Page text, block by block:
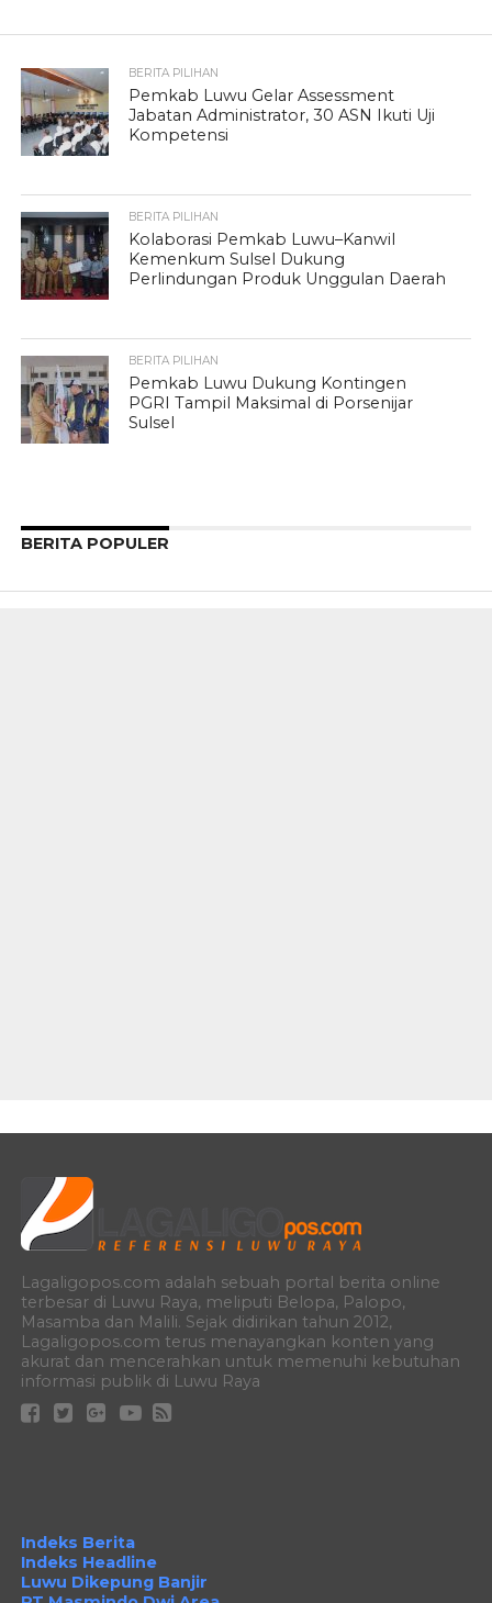
BERITA PILIHAN
Pemkab Luwu Gelar Assessment
Jabatan Administrator, 30 ASN Ikuti Uji
Kompetensi
BERITA PILIHAN
Kolaborasi Pemkab Luwu–Kanwil
Kemenkum Sulsel Dukung
Perlindungan Produk Unggulan Daerah
BERITA PILIHAN
Pemkab Luwu Dukung Kontingen
PGRI Tampil Maksimal di Porsenijar
Sulsel
BERITA POPULER
Lagaligopos.com adalah sebuah portal berita online
terbesar di Luwu Raya, meliputi Belopa, Palopo,
Masamba dan Malili. Sejak didirikan tahun 2012,
Lagaligopos.com terus menayangkan konten yang
akurat dan mencerahkan untuk memenuhi kebutuhan
informasi publik di Luwu Raya
Indeks Berita
Indeks Headline
Luwu Dikepung Banjir